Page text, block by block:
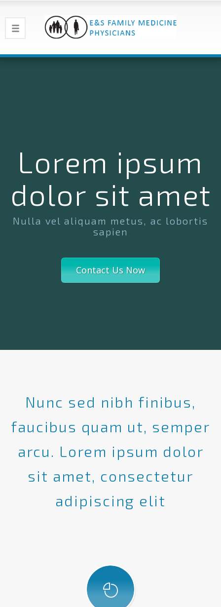
Lorem ipsum
dolor sit amet
Nulla vel aliquam metus, ac lobortis
sapien
Contact Us Now
Nunc sed nibh finibus,
faucibus quam ut, semper
arcu. Lorem ipsum dolor
sit amet, consectetur
adipiscing elit